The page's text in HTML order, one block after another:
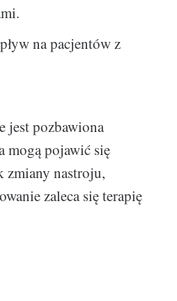
na pacjentów z
jest pozbawiona
mogą pojawić się
zmiany nastroju,
zaleca się terapię